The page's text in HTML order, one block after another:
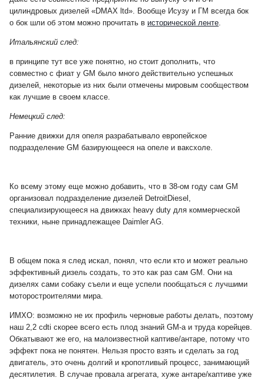
цилиндровых дизелей «DMAX ltd». Вообще Исузу и ГМ всегда бок
о бок шли об этом можно прочитать в исторической ленте.
Итальянский след:
в принципе тут все уже понятно, но стоит дополнить, что
совместно с фиат у GM было много действительно успешных
дизелей, некоторые из них были отмечены мировым сообществом
как лучшие в своем классе.
Немецкий след:
Ранние движки для опеля разрабатывало европейское
подразделение GM базирующееся на опеле и ваксхоле.
Ко всему этому еще можно добавить, что в 38-ом году сам GM
организовал подразделение дизелей DetroitDiesel,
специализирующееся на движках heavy duty для коммерческой
техники, ныне принадлежащее Daimler AG.
В общем пока я след искал, понял, что если кто и может реально
эффективный дизель создать, то это как раз сам GM. Они на
дизелях сами собаку съели и еще успели пообщаться с лучшими
моторостроителями мира.
ИМХО: возможно не их профиль черновые работы делать, поэтому
наш 2,2 cdti скорее всего есть плод знаний GM-а и труда корейцев.
Обкатывают же его, на малоизвестной каптиве/антаре, потому что
эффект пока не понятен. Нельзя просто взять и сделать за год
двигатель, это очень долгий и кропотливый процесс, занимающий
десятилетия. В случае провала агрегата, хуже антаре/каптиве уже